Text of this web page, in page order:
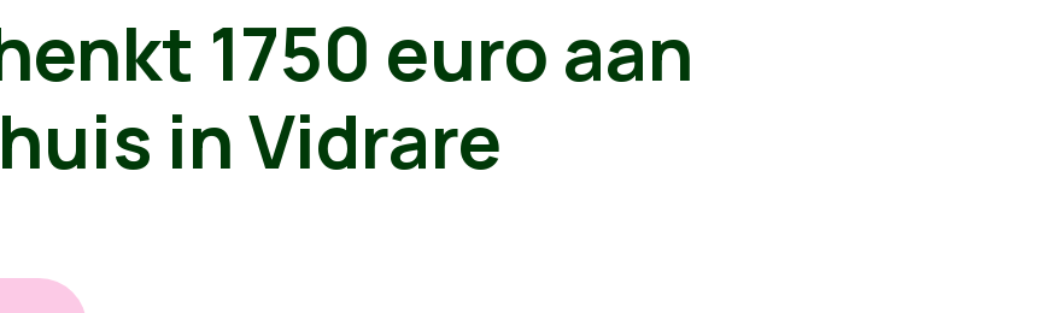
1750 euro aan
in Vidrare